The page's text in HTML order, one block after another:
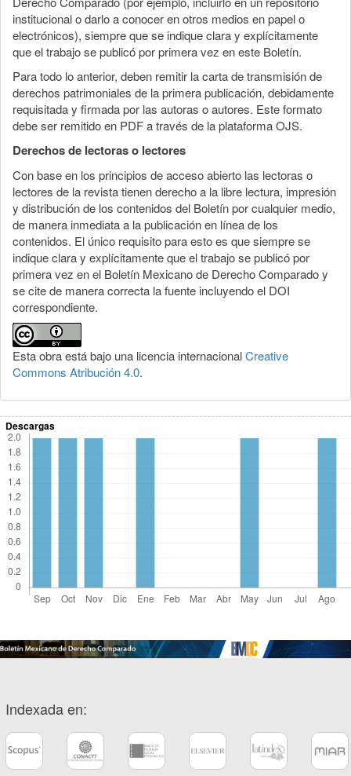
institucional o darlo a conocer en otros medios en papel o
electrónicos), siempre que se indique clara y explícitamente
que el trabajo se publicó por primera vez en este Boletín.
Para todo lo anterior, deben remitir la carta de transmisión de
derechos patrimoniales de la primera publicación, debidamente
requisitada y firmada por las autoras o autores. Este formato
debe ser remitido en PDF a través de la plataforma OJS.
Derechos de lectoras o lectores
Con base en los principios de acceso abierto las lectoras o
lectores de la revista tienen derecho a la libre lectura, impresión
y distribución de los contenidos del Boletín por cualquier medio,
de manera inmediata a la publicación en línea de los
contenidos. El único requisito para esto es que siempre se
indique clara y explícitamente que el trabajo se publicó por
primera vez en el Boletín Mexicano de Derecho Comparado y
se cite de manera correcta la fuente incluyendo el DOI
correspondiente.
Esta obra está bajo una licencia internacionalCreative
Commons Atribución 4.0.
Descargas
Indexada en: